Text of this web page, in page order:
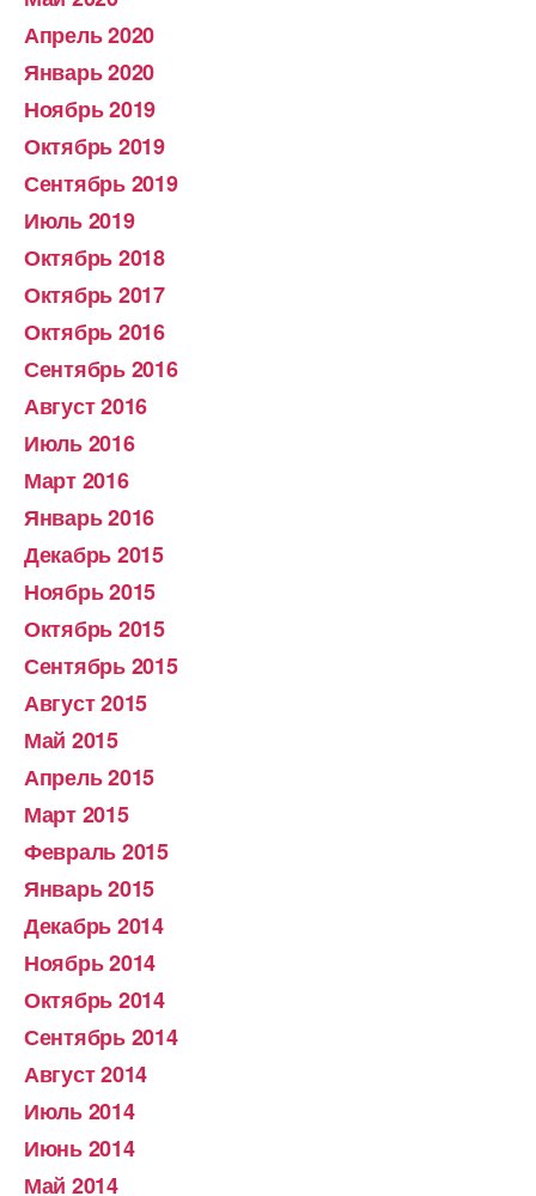
Апрель 2020
Январь 2020
Ноябрь 2019
Октябрь 2019
Сентябрь 2019
Июль 2019
Октябрь 2018
Октябрь 2017
Октябрь 2016
Сентябрь 2016
Август 2016
Июль 2016
Март 2016
Январь 2016
Декабрь 2015
Ноябрь 2015
Октябрь 2015
Сентябрь 2015
Август 2015
Май 2015
Апрель 2015
Март 2015
Февраль 2015
Январь 2015
Декабрь 2014
Ноябрь 2014
Октябрь 2014
Сентябрь 2014
Август 2014
Июль 2014
Июнь 2014
Май 2014